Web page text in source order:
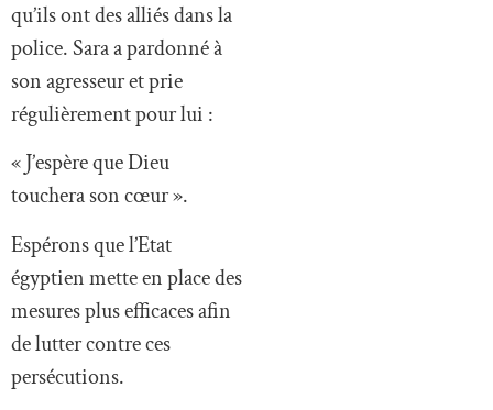
qu’ils ont des alliés dans la
police. Sara a pardonné à
son agresseur et prie
régulièrement pour lui :
« J’espère que Dieu
touchera son cœur ».
Espérons que l’Etat
égyptien mette en place des
mesures plus efficaces afin
de lutter contre ces
persécutions.